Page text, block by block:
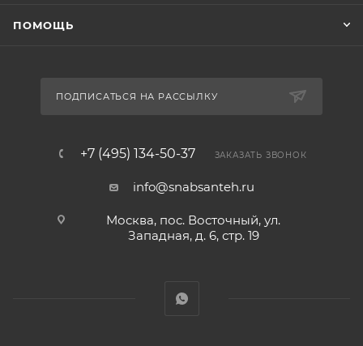
ПОМОЩЬ
ПОДПИСАТЬСЯ НА РАССЫЛКУ
+7 (495) 134-50-37 ЗАКАЗАТЬ ЗВОНОК
info@snabsanteh.ru
Москва, пос. Восточный, ул.
Западная, д. 6, стр. 19